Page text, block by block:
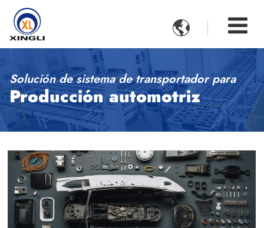

Solución de sistema de transportador para
Producción automotriz